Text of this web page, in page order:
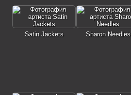
Satin Jackets Sharon Needles